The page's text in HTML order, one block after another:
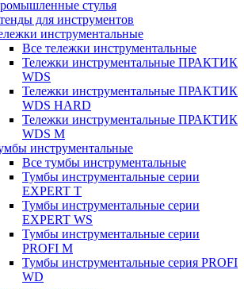
стулья
для инструментов
инструментальные
Все тележки инструментальные
Тележки инструментальные ПРАКТИК
WDS
Тележки инструментальные ПРАКТИК
WDS HARD
Тележки инструментальные ПРАКТИК
WDS M
инструментальные
Все тумбы инструментальные
Тумбы инструментальные серии
EXPERT T
Тумбы инструментальные серии
EXPERT WS
Тумбы инструментальные серии
PROFI M
Тумбы инструментальные серия PROFI
WD